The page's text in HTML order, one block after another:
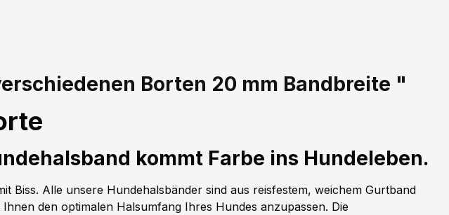
Borten 20 mm Bandbreite "
kommt Farbe ins Hundeleben.
Biss. Alle unsere Hundehalsbänder sind aus reisfestem, weichem Gurtband
den optimalen Halsumfang Ihres Hundes anzupassen. Die